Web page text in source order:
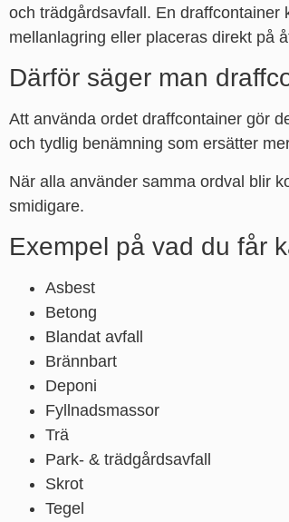
och trädgårdsavfall. En
mellanlagring eller placeras direkt på
Därför säger man
Att använda ordet draffcontainer gör
och tydlig benämning som ersätter
När alla använder samma ordval blir
smidigare.
Exempel på vad du får
Asbest
Betong
Blandat avfall
Brännbart
Deponi
Fyllnadsmassor
Trä
Park- & trädgårdsavfall
Skrot
Tegel